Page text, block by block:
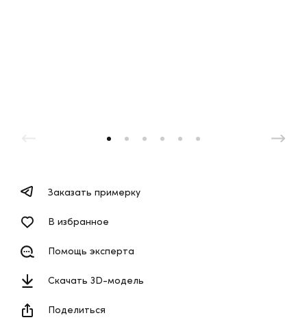
Заказать примерку
В избранное
Помощь эксперта
Скачать 3D-модель
Поделиться